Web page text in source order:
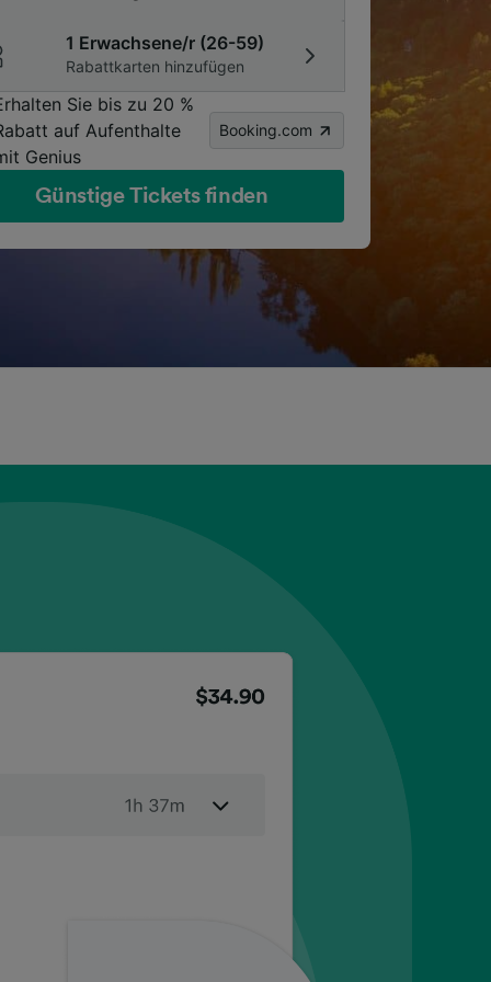
1 Erwachsene/r (26-59)
Rabattkarten hinzufügen
Sie bis zu 20 %
auf Aufenthalte
Genius
Booking.com
Günstige Tickets finden